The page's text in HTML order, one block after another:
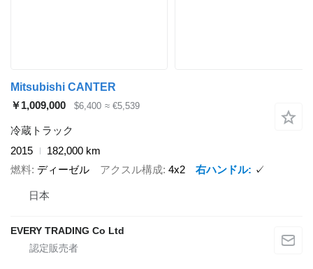
Mitsubishi CANTER
￥1,009,000
$6,400 ≈ €5,539
冷蔵トラック
2015
182,000 km
燃料 ディーゼル アクスル構成 4x2 右ハンドル ✓
日本
EVERY TRADING Co Ltd